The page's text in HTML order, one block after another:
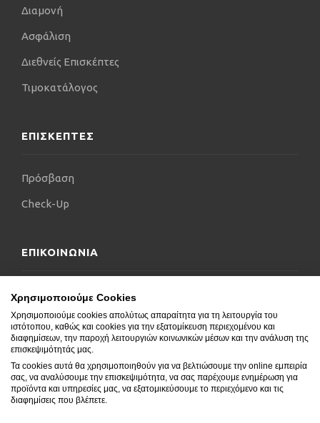
Διαμονή
Ασφάλιση
Διεθνείς Επισκέπτες
Τιμοκατάλογος
ΕΠΙΣΚΕΠΤΕΣ
Πρόσβαση
Check-Up
ΕΠΙΚΟΙΝΩΝΙΑ
Επικοινωνήστε μαζί μας
Δήλωση Προσβασιμότητας
Συχνές Ερωτήσεις
Blog
Χρησιμοποιούμε Cookies
Χρησιμοποιούμε cookies απολύτως απαραίτητα για τη λειτουργία του
ιστότοπου, καθώς και cookies για την εξατομίκευση περιεχομένου και
διαφημίσεων, την παροχή λειτουργιών κοινωνικών μέσων και την ανάλυση της
επισκεψιμότητάς μας.
Τα cookies αυτά θα χρησιμοποιηθούν για να βελτιώσουμε την online εμπειρία
σας, να αναλύσουμε την επισκεψιμότητα, να σας παρέχουμε ενημέρωση για
προϊόντα και υπηρεσίες μας, να εξατομικεύσουμε το περιεχόμενο και τις
διαφημίσεις που βλέπετε.